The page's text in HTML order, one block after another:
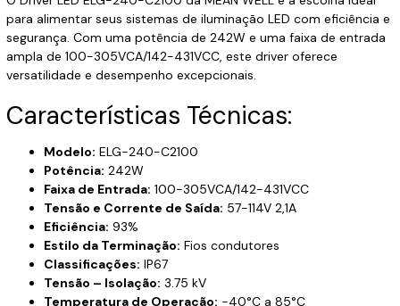
para alimentar seus sistemas de iluminação LED com eficiência e
segurança. Com uma potência de 242W e uma faixa de entrada
ampla de 100-305VCA/142-431VCC, este driver oferece
versatilidade e desempenho excepcionais.
Características Técnicas:
Modelo: ELG-240-C2100
Potência: 242W
Faixa de Entrada: 100-305VCA/142-431VCC
Tensão e Corrente de Saída: 57-114V 2,1A
Eficiência: 93%
Estilo da Terminação: Fios condutores
Classificações: IP67
Tensão – Isolação: 3.75 kV
Temperatura de Operação: -40°C a 85°C